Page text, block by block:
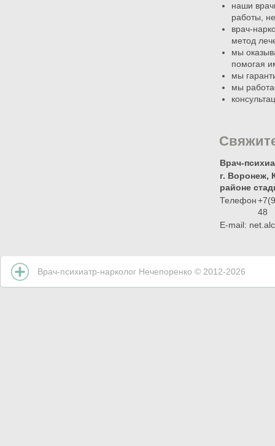
наши
работы,
врач-
метод
мы
помогая
мы
мы
Врач-
г. Воронеж,
районе
Телефон
48
E-mail:
Врач-психиатр-нарколог Нечепоренко © 2012-2026